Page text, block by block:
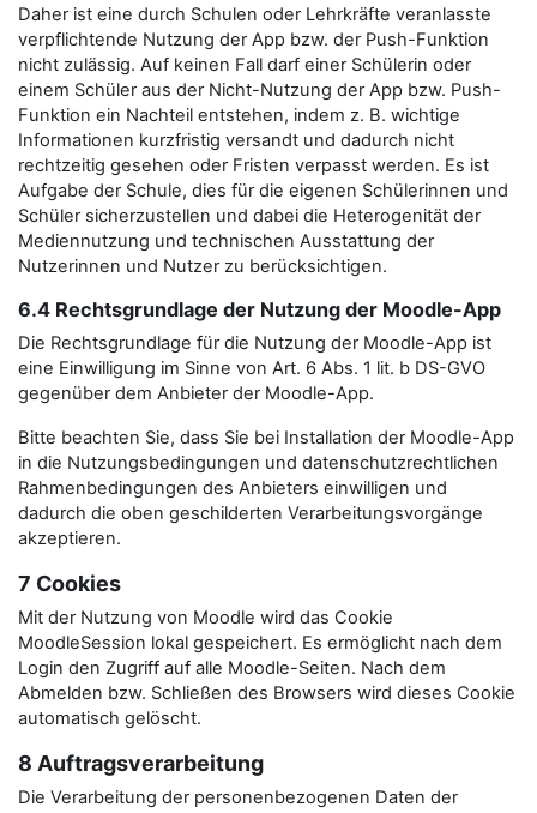
Daher ist eine durch Schulen oder Lehrkräfte veranlasste
verpflichtende Nutzung der App bzw. der Push-Funktion
nicht zulässig. Auf keinen Fall darf einer Schülerin oder
einem Schüler aus der Nicht-Nutzung der App bzw. Push-
Funktion ein Nachteil entstehen, indem z. B. wichtige
Informationen kurzfristig versandt und dadurch nicht
rechtzeitig gesehen oder Fristen verpasst werden. Es ist
Aufgabe der Schule, dies für die eigenen Schülerinnen und
Schüler sicherzustellen und dabei die Heterogenität der
Mediennutzung und technischen Ausstattung der
Nutzerinnen und Nutzer zu berücksichtigen.
6.4 Rechtsgrundlage der Nutzung der Moodle-App
Die Rechtsgrundlage für die Nutzung der Moodle-App ist
eine Einwilligung im Sinne von Art. 6 Abs. 1 lit. b DS-GVO
gegenüber dem Anbieter der Moodle-App.
Bitte beachten Sie, dass Sie bei Installation der Moodle-App
in die Nutzungsbedingungen und datenschutzrechtlichen
Rahmenbedingungen des Anbieters einwilligen und
dadurch die oben geschilderten Verarbeitungsvorgänge
akzeptieren.
7 Cookies
Mit der Nutzung von Moodle wird das Cookie
MoodleSession lokal gespeichert. Es ermöglicht nach dem
Login den Zugriff auf alle Moodle-Seiten. Nach dem
Abmelden bzw. Schließen des Browsers wird dieses Cookie
automatisch gelöscht.
8 Auftragsverarbeitung
Die Verarbeitung der personenbezogenen Daten der